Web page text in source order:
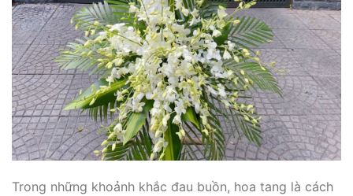
Trong những khoảnh khắc đau buồn, hoa tang là cách